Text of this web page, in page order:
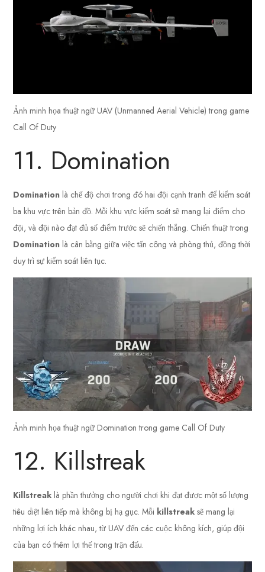
Ảnh minh họa thuật ngữ UAV (Unmanned Aerial Vehicle) trong game
Call Of Duty
11. Domination
Domination là chế độ chơi trong đó hai đội cạnh tranh để kiểm soát
ba khu vực trên bản đồ. Mỗi khu vực kiểm soát sẽ mang lại điểm cho
đội, và đội nào đạt đủ số điểm trước sẽ chiến thắng. Chiến thuật trong
Domination là cân bằng giữa việc tấn công và phòng thủ, đồng thời
duy trì sự kiểm soát liên tục.
Ảnh minh họa thuật ngữ Domination trong game Call Of Duty
12. Killstreak
Killstreak là phần thưởng cho người chơi khi đạt được một số lượng
tiêu diệt liên tiếp mà không bị hạ gục. Mỗi killstreak sẽ mang lại
những lợi ích khác nhau, từ UAV đến các cuộc không kích, giúp đội
của bạn có thêm lợi thế trong trận đấu.